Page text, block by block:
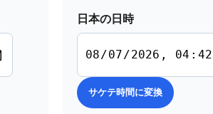
日本の日時
サケテ時間に変換